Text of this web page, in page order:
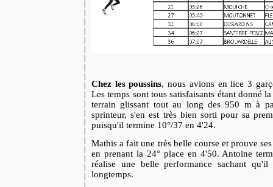
Chez les poussins, nous avions en lice 3
Les temps sont tous satisfaisants étant donné
terrain glissant tout au long des 950 m à
sprinteur, s'en est très bien sorti pour sa
puisqu'il termine 10°/37 en 4'24.
Mathis a fait une très belle course et prouve
en prenant la 24° place en 4'50. Antoine
réalise une belle performance sachant
longtemps.